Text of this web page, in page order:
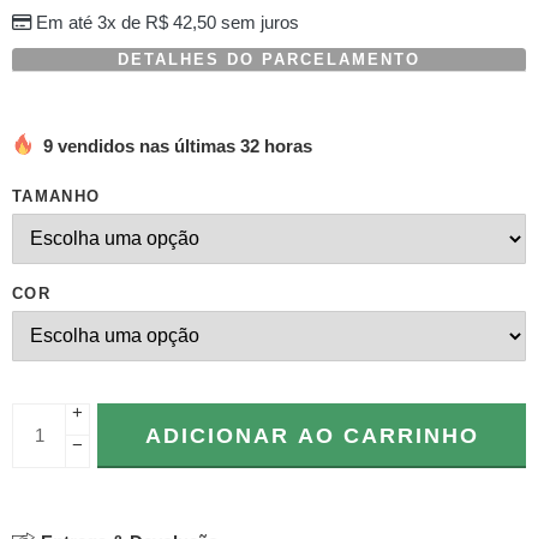
de
clientes
Em até 3x de R$42,50sem juros
DETALHES DO PARCELAMENTO
9 vendidos nas últimas 32 horas
TAMANHO
COR
+
−
ADICIONAR AO CARRINHO